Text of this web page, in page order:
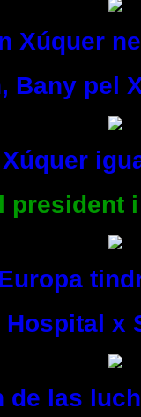
Xúquer
Bany pel
president
Hospital x
de las